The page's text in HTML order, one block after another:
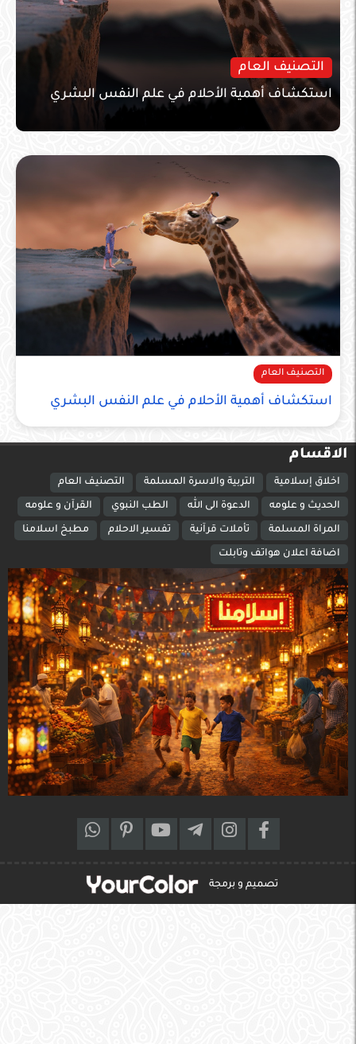
التصنيف العام
استكشاف أهمية الأحلام في علم النفس البشري
التصنيف العام
استكشاف أهمية الأحلام في علم النفس البشري
الاقسام
اخلاق إسلامية التربية والاسرة المسلمة التصنيف العام
الحديث و علومه الدعوة الى الله الطب النبوي القرآن و علومه
المراة المسلمة تأملات قرآنية تفسير الاحلام مطبخ اسلامنا
اضافة اعلان هواتف وتابلت
تصميم و برمجة